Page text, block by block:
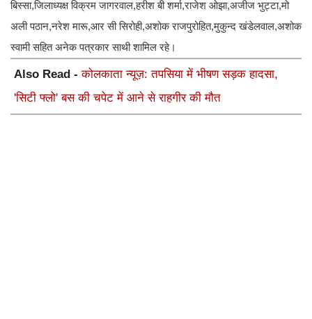
बिस्सा,जिलाध्यक्ष विक्रम जागरवाल,हरीश बी शर्मा,राजेश ओझा,अजीज भुट्टा,मो
अली पठान,नरेश मारू,आर सी सिरोही,अशोक राजपुरोहित,मुकुन्द खंडेलवाल,अशोक
स्वामी सहित अनेक पत्रकार साथी शामिल रहे।
Also Read -कोलकाता न्यूज़: तपसिया में भीषण सड़क हादसा,
'सिटी फ्लो' बस की चपेट में आने से राहगीर की मौत